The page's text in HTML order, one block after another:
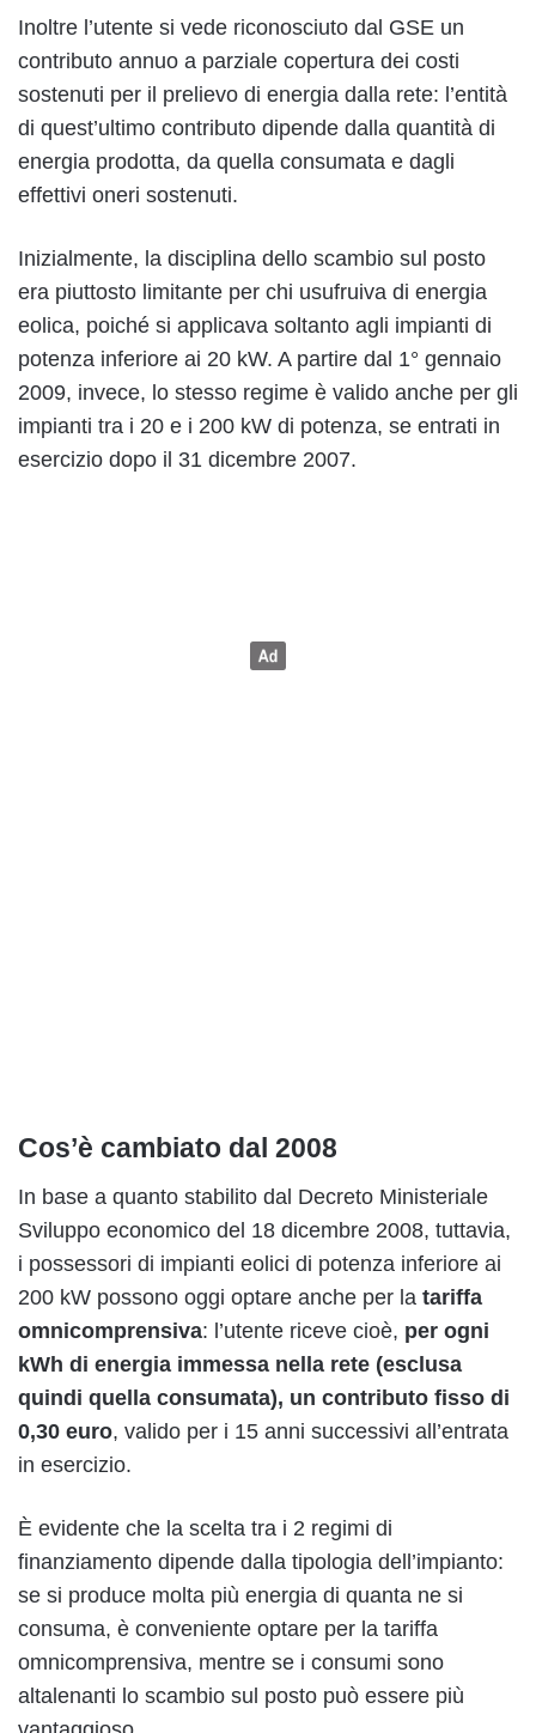
Inoltre l’utente si vede riconosciuto dal GSE un
contributo annuo a parziale copertura dei costi
sostenuti per il prelievo di energia dalla rete: l’entità
di quest’ultimo contributo dipende dalla quantità di
energia prodotta, da quella consumata e dagli
effettivi oneri sostenuti.
Inizialmente, la disciplina dello scambio sul posto
era piuttosto limitante per chi usufruiva di energia
eolica, poiché si applicava soltanto agli impianti di
potenza inferiore ai 20 kW. A partire dal 1° gennaio
2009, invece, lo stesso regime è valido anche per gli
impianti tra i 20 e i 200 kW di potenza, se entrati in
esercizio dopo il 31 dicembre 2007.
Cos’è cambiato dal 2008
In base a quanto stabilito dal Decreto Ministeriale
Sviluppo economico del 18 dicembre 2008, tuttavia,
i possessori di impianti eolici di potenza inferiore ai
200 kW possono oggi optare anche per la tariffa
omnicomprensiva: l’utente riceve cioè, per ogni
kWh di energia immessa nella rete (esclusa
quindi quella consumata), un contributo fisso di
0,30 euro, valido per i 15 anni successivi all’entrata
in esercizio.
È evidente che la scelta tra i 2 regimi di
finanziamento dipende dalla tipologia dell’impianto:
se si produce molta più energia di quanta ne si
consuma, è conveniente optare per la tariffa
omnicomprensiva, mentre se i consumi sono
altalenanti lo scambio sul posto può essere più